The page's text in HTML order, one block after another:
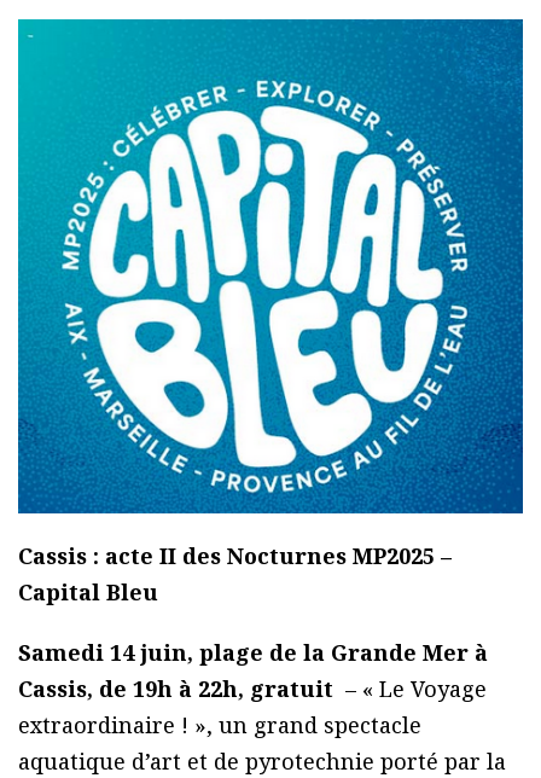
Cassis : acte II des Nocturnes MP2025 –
Capital Bleu
Samedi 14 juin, plage de la Grande Mer à
Cassis, de 19h à 22h, gratuit – « Le Voyage
extraordinaire ! », un grand spectacle
aquatique d’art et de pyrotechnie porté par la